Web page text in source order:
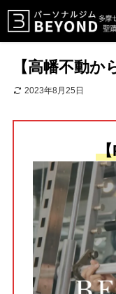
【高幡不動か
2023年8月25日
【